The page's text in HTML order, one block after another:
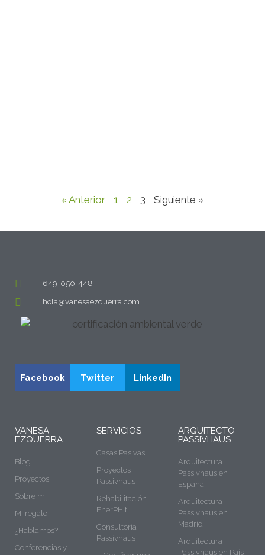
« Anterior 1 2 3 Siguiente »
649-050-448
hola@vanesaezquerra.com
Facebook Twitter LinkedIn
VANESA
EZQUERRA
Blog
Proyectos
Sobre mí
Mi regalo
¿Hablamos?
Conferencias y
SERVICIOS
Casas Pasivas
Proyectos
Passivhaus
Rehabilitación
EnerPHit
Consultoría
Passivhaus
ARQUITECTO
PASSIVHAUS
Arquitectura
Passivhaus en
España
Arquitectura
Passivhaus en
Madrid
Arquitectura
Passivhaus en País